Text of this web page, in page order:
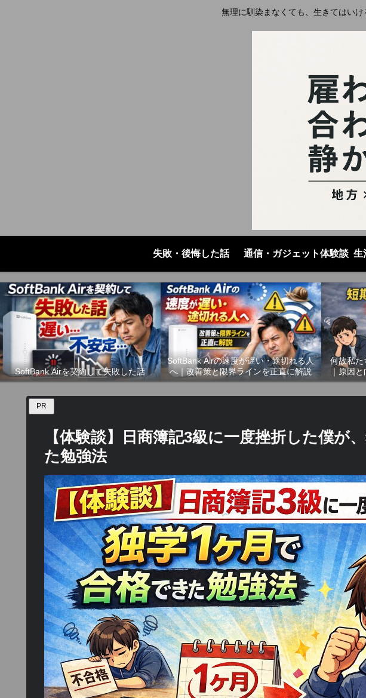
無理に馴染まなくても、生きてはい
失敗・後悔した話 通信・ガジェット体験談 生
SoftBank Airを契約して失敗した話
SoftBank Airの速度が遅い・途切れる人
へ｜改善策と限界ラインを正直に解説
何故私た
｜原因
PR
【体験談】日商簿記3級に一度挫折した僕が
た勉強法